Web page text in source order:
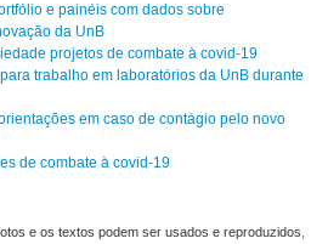
e painéis com dados sobre
da UnB
projetos de combate à covid-19
trabalho em laboratórios da UnB durante
em caso de contágio pelo novo
de combate à covid-19
e os textos podem ser usados e reproduzidos,